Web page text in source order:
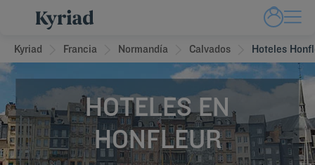
Kyriad Francia Normandía Calvados Hoteles
HOTELES EN
HONFLEUR